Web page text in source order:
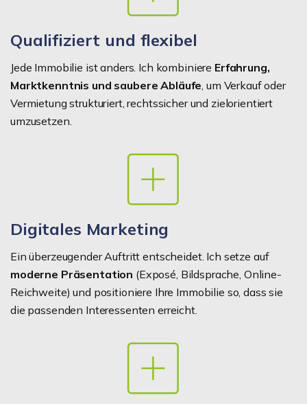
Qualifiziert und flexibel
Jede Immobilie ist anders. Ich kombiniere Erfahrung,
Marktkenntnis und saubere Abläufe, um Verkauf oder
Vermietung strukturiert, rechtssicher und zielorientiert
umzusetzen.
Digitales Marketing
Ein überzeugender Auftritt entscheidet. Ich setze auf
moderne Präsentation (Exposé, Bildsprache, Online-
Reichweite) und positioniere Ihre Immobilie so, dass sie
die passenden Interessenten erreicht.